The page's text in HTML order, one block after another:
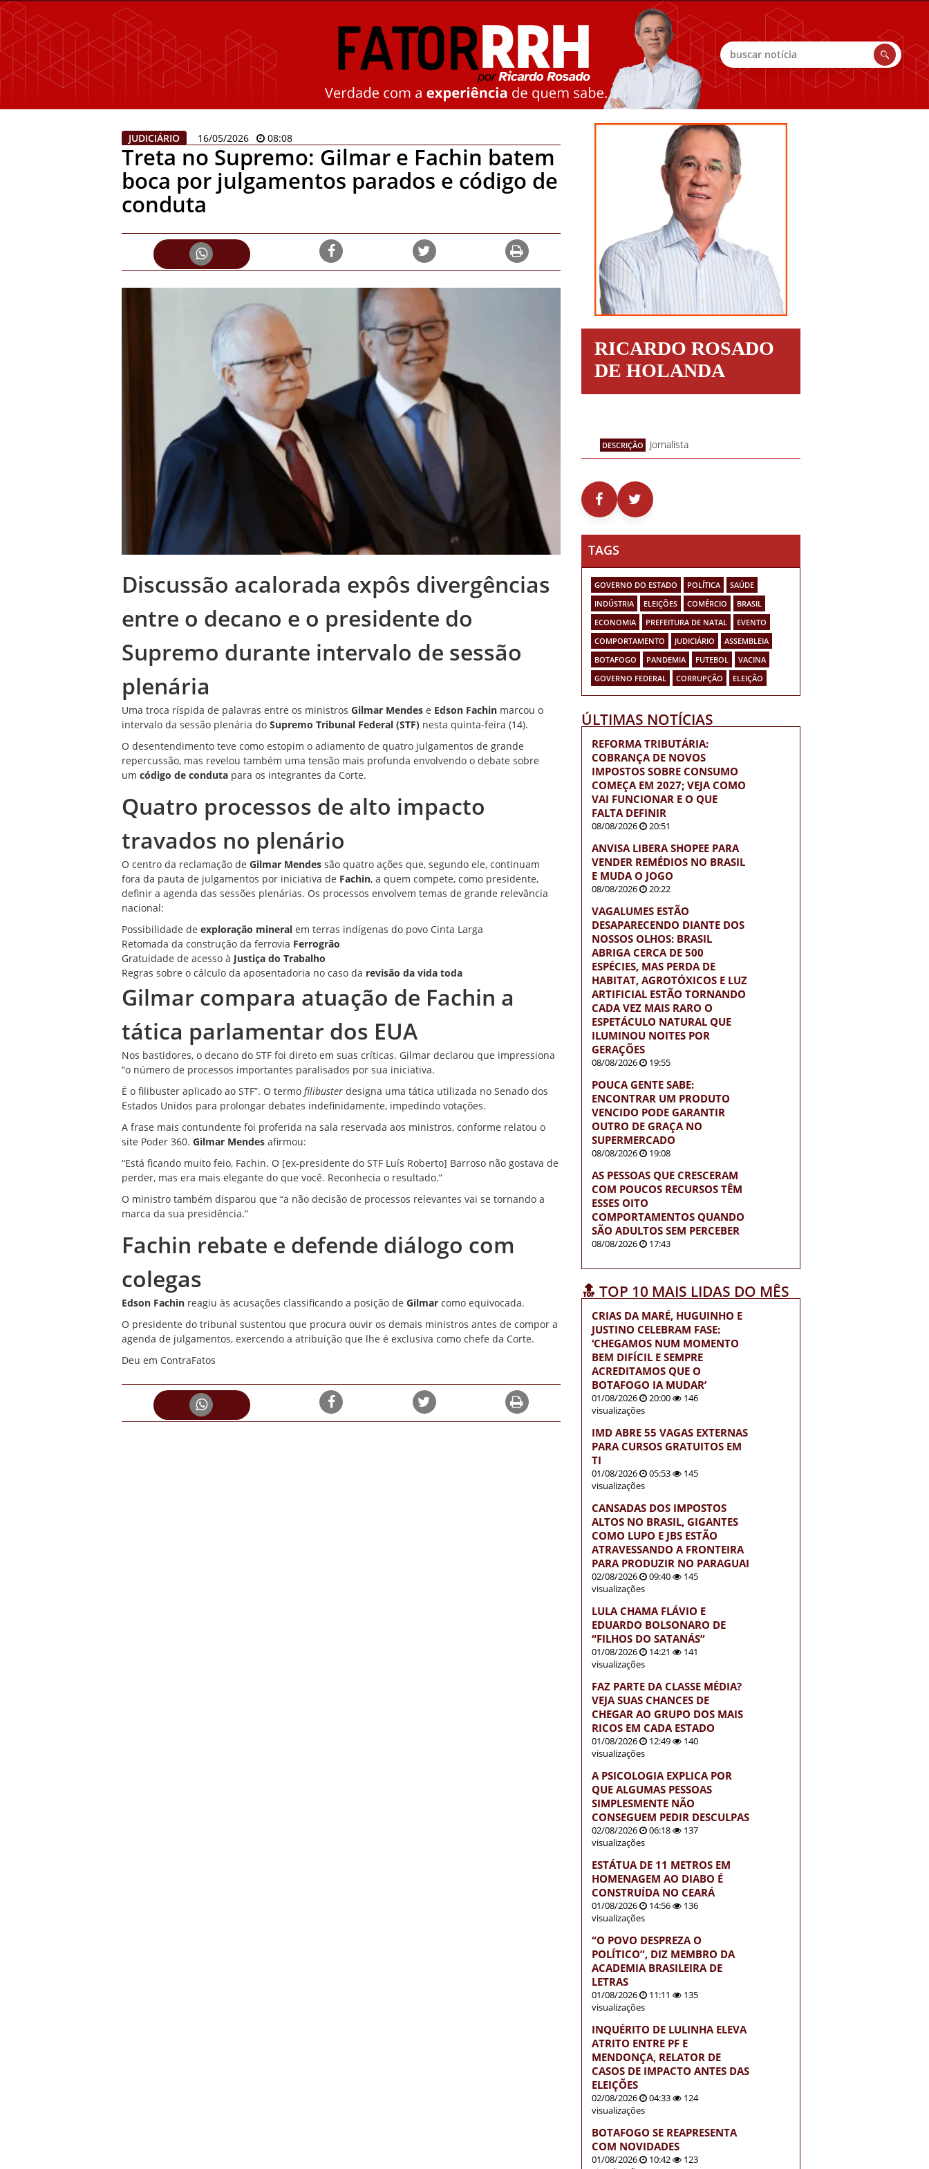
Buscar
JUDICIÁRIO 16/05/2026 08:08
Treta no Supremo: Gilmar e Fachin batem
boca por julgamentos parados e código de
conduta
Discussão acalorada expôs divergências
entre o decano e o presidente do
Supremo durante intervalo de sessão
plenária
Uma troca ríspida de palavras entre os ministros Gilmar Mendes e Edson Fachin marcou o
intervalo da sessão plenária do Supremo Tribunal Federal (STF) nesta quinta-feira (14).
O desentendimento teve como estopim o adiamento de quatro julgamentos de grande
repercussão, mas revelou também uma tensão mais profunda envolvendo o debate sobre
um código de conduta para os integrantes da Corte.
Quatro processos de alto impacto
travados no plenário
O centro da reclamação de Gilmar Mendes são quatro ações que, segundo ele, continuam
fora da pauta de julgamentos por iniciativa de Fachin, a quem compete, como presidente,
definir a agenda das sessões plenárias. Os processos envolvem temas de grande relevância
nacional:
Possibilidade de exploração mineral em terras indígenas do povo Cinta Larga
Retomada da construção da ferrovia Ferrogrão
Gratuidade de acesso à Justiça do Trabalho
Regras sobre o cálculo da aposentadoria no caso da revisão da vida toda
Gilmar compara atuação de Fachin a
tática parlamentar dos EUA
Nos bastidores, o decano do STF foi direto em suas críticas. Gilmar declarou que impressiona
“o número de processos importantes paralisados por sua iniciativa.
É o filibuster aplicado ao STF”. O termo filibuster designa uma tática utilizada no Senado dos
Estados Unidos para prolongar debates indefinidamente, impedindo votações.
A frase mais contundente foi proferida na sala reservada aos ministros, conforme relatou o
site Poder 360. Gilmar Mendes afirmou:
“Está ficando muito feio, Fachin. O [ex-presidente do STF Luís Roberto] Barroso não gostava de
perder, mas era mais elegante do que você. Reconhecia o resultado.”
O ministro também disparou que “a não decisão de processos relevantes vai se tornando a
marca da sua presidência.”
Fachin rebate e defende diálogo com
colegas
Edson Fachin reagiu às acusações classificando a posição de Gilmar como equivocada.
O presidente do tribunal sustentou que procura ouvir os demais ministros antes de compor a
agenda de julgamentos, exercendo a atribuição que lhe é exclusiva como chefe da Corte.
Deu em ContraFatos
RICARDO ROSADO
DE HOLANDA
DESCRIÇÃO Jornalista
TAGS
GOVERNO DO ESTADO POLÍTICA
SAÚDE
INDÚSTRIA
ELEIÇÕES COMÉRCIO
BRASIL
ECONOMIA
PREFEITURA DE NATAL
EVENTO
COMPORTAMENTO
JUDICIÁRIO
ASSEMBLEIA
BOTAFOGO
PANDEMIA FUTEBOL
VACINA
GOVERNO FEDERAL
CORRUPÇÃO ELEIÇÃO
ÚLTIMAS NOTÍCIAS
REFORMA TRIBUTÁRIA:
COBRANÇA DE NOVOS
IMPOSTOS SOBRE CONSUMO
COMEÇA EM 2027; VEJA COMO
VAI FUNCIONAR E O QUE
FALTA DEFINIR
08/08/2026 20:51
ANVISA LIBERA SHOPEE PARA
VENDER REMÉDIOS NO BRASIL
E MUDA O JOGO
08/08/2026 20:22
VAGALUMES ESTÃO
DESAPARECENDO DIANTE DOS
NOSSOS OLHOS: BRASIL
ABRIGA CERCA DE 500
ESPÉCIES, MAS PERDA DE
HABITAT, AGROTÓXICOS E LUZ
ARTIFICIAL ESTÃO TORNANDO
CADA VEZ MAIS RARO O
ESPETÁCULO NATURAL QUE
ILUMINOU NOITES POR
GERAÇÕES
08/08/2026 19:55
POUCA GENTE SABE:
ENCONTRAR UM PRODUTO
VENCIDO PODE GARANTIR
OUTRO DE GRAÇA NO
SUPERMERCADO
08/08/2026 19:08
AS PESSOAS QUE CRESCERAM
COM POUCOS RECURSOS TÊM
ESSES OITO
COMPORTAMENTOS QUANDO
SÃO ADULTOS SEM PERCEBER
08/08/2026 17:43
🔝 TOP 10 MAIS LIDAS DO MÊS
CRIAS DA MARÉ, HUGUINHO E
JUSTINO CELEBRAM FASE:
‘CHEGAMOS NUM MOMENTO
BEM DIFÍCIL E SEMPRE
ACREDITAMOS QUE O
BOTAFOGO IA MUDAR’
01/08/2026 20:00
146
visualizações
IMD ABRE 55 VAGAS EXTERNAS
PARA CURSOS GRATUITOS EM
TI
01/08/2026 05:53
145
visualizações
CANSADAS DOS IMPOSTOS
ALTOS NO BRASIL, GIGANTES
COMO LUPO E JBS ESTÃO
ATRAVESSANDO A FRONTEIRA
PARA PRODUZIR NO PARAGUAI
02/08/2026 09:40
145
visualizações
LULA CHAMA FLÁVIO E
EDUARDO BOLSONARO DE
“FILHOS DO SATANÁS”
01/08/2026 14:21
141
visualizações
FAZ PARTE DA CLASSE MÉDIA?
VEJA SUAS CHANCES DE
CHEGAR AO GRUPO DOS MAIS
RICOS EM CADA ESTADO
01/08/2026 12:49
140
visualizações
A PSICOLOGIA EXPLICA POR
QUE ALGUMAS PESSOAS
SIMPLESMENTE NÃO
CONSEGUEM PEDIR DESCULPAS
02/08/2026 06:18
137
visualizações
ESTÁTUA DE 11 METROS EM
HOMENAGEM AO DIABO É
CONSTRUÍDA NO CEARÁ
01/08/2026 14:56
136
visualizações
“O POVO DESPREZA O
POLÍTICO”, DIZ MEMBRO DA
ACADEMIA BRASILEIRA DE
LETRAS
01/08/2026 11:11
135
visualizações
INQUÉRITO DE LULINHA ELEVA
ATRITO ENTRE PF E
MENDONÇA, RELATOR DE
CASOS DE IMPACTO ANTES DAS
ELEIÇÕES
02/08/2026 04:33
124
visualizações
BOTAFOGO SE REAPRESENTA
COM NOVIDADES
01/08/2026 10:42
123